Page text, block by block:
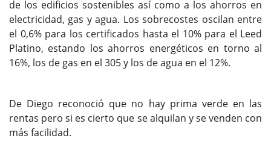
de los edificios sostenibles así como a los ahorros en
electricidad, gas y agua. Los sobrecostes oscilan entre
el 0,6% para los certificados hasta el 10% para el Leed
Platino, estando los ahorros energéticos en torno al
16%, los de gas en el 305 y los de agua en el 12%.
De Diego reconoció que no hay prima verde en las
rentas pero si es cierto que se alquilan y se venden con
más facilidad.